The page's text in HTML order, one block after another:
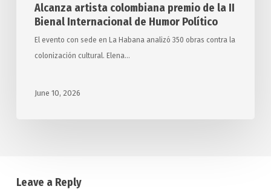
Alcanza artista colombiana premio de la II
Bienal Internacional de Humor Político
El evento con sede en La Habana analizó 350 obras contra la
colonización cultural. Elena…
June 10, 2026
Leave a Reply